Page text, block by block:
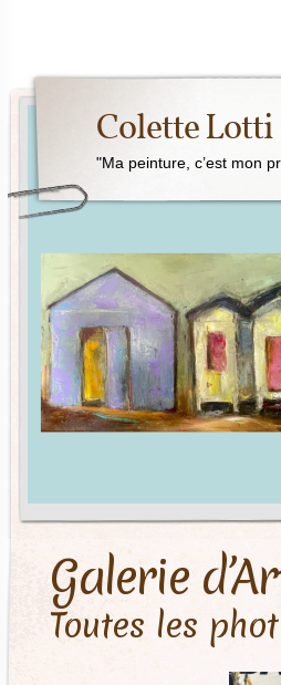
Colette Lotti
"Ma peinture, c’est mon
Galerie
Toutes les